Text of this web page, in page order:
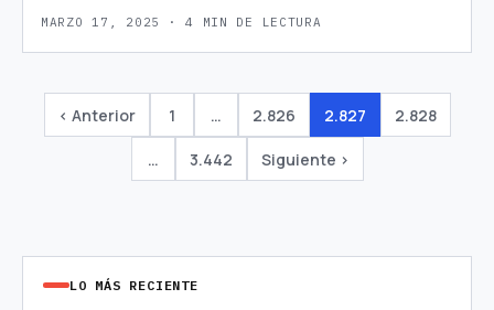
MARZO 17, 2025 · 4 MIN DE LECTURA
‹ Anterior 1 … 2.826 2.827 2.828
… 3.442 Siguiente ›
LO MÁS RECIENTE